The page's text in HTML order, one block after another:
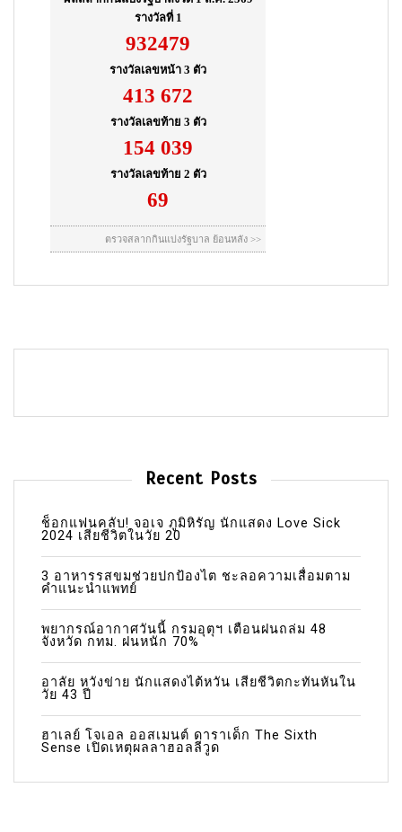
Recent Posts
ช็อกแฟนคลับ! จอเจ ภูมิหิรัญ นักแสดง Love Sick
2024 เสียชีวิตในวัย 20
3 อาหารรสขมช่วยปกป้องไต ชะลอความเสื่อมตาม
คำแนะนำแพทย์
พยากรณ์อากาศวันนี้ กรมอุตุฯ เตือนฝนถล่ม 48
จังหวัด กทม. ฝนหนัก 70%
อาลัย หวังข่าย นักแสดงไต้หวัน เสียชีวิตกะทันหันใน
วัย 43 ปี
ฮาเลย์ โจเอล ออสเมนต์ ดาราเด็ก The Sixth
Sense เปิดเหตุผลลาฮอลลีวูด